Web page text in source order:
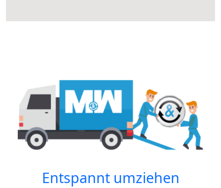
Entspannt umziehen